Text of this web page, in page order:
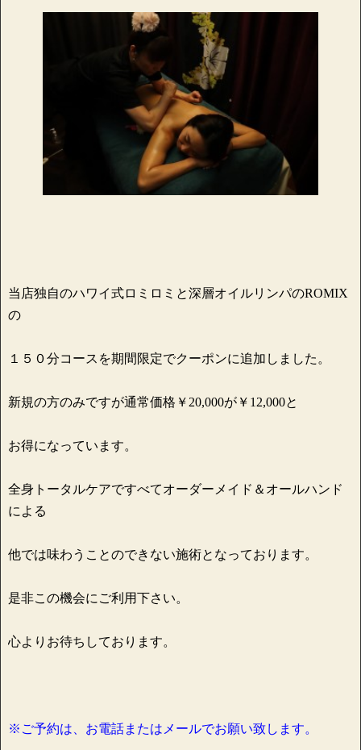
当店独自のハワイ式ロミロミと深層オイルリンパのROMIX
の
１５０分コースを期間限定でクーポンに追加しました。
新規の方のみですが通常価格￥20,000が￥12,000と
お得になっています。
全身トータルケアですべてオーダーメイド＆オールハンド
による
他では味わうことのできない施術となっております。
是非この機会にご利用下さい。
心よりお待ちしております。
※ご予約は、お電話またはメールでお願い致します。